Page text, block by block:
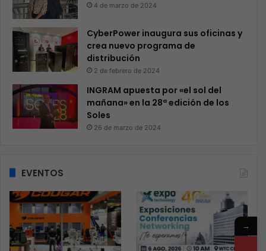
4 de marzo de 2024
CyberPower inaugura sus oficinas y
crea nuevo programa de
distribución
2 de febrero de 2024
INGRAM apuesta por «el sol del
mañana» en la 28ª edición de los
Soles
26 de marzo de 2024
EVENTOS
→